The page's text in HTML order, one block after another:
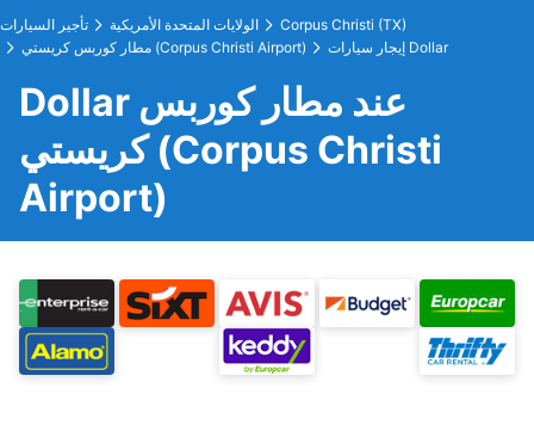
تأجير السيارات الولايات المتحدة الأمريكية
Corpus Christi (TX)
مطار كوربس كريستي (Corpus Christi Airport)
إيجار سيارات Dollar
Dollar عند مطار كوربس
كريستي (Corpus Christi
Airport)